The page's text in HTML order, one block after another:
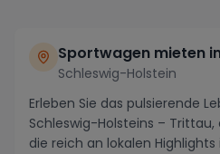
Sportwagen mieten
Schleswig-Holstein
Erleben Sie das pulsierende
Schleswig-Holsteins –
die reich an lokalen Highlights